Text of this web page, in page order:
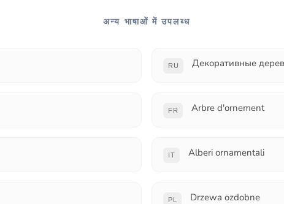
अन्य भाषाओं में उपलब्ध
RU Декоративные
FR Arbre d'ornement
IT Alberi ornamentali
PL Drzewa ozdobne